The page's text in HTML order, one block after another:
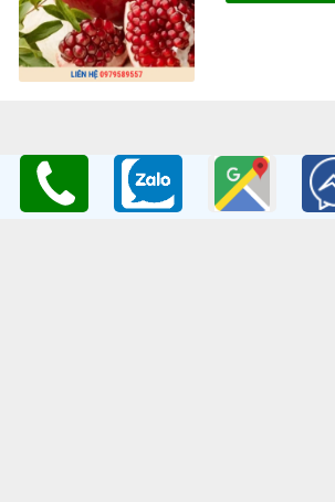
THÔNG TIN LIÊN
Công ty TNHH Nghiên Cứu và Phát Triển